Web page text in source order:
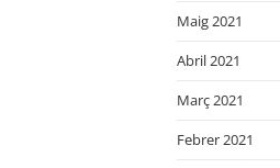
Maig 2021
Abril 2021
Març 2021
Febrer 2021